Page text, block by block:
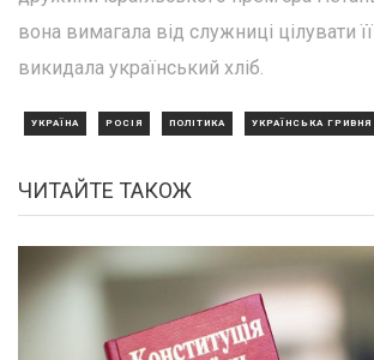
вона вимагала від служниці цілувати
викидала український хліб.
УКРАЇНА РОСІЯ ПОЛІТИКА УКРАЇНСЬКА ГРИВНЯ
ЧИТАЙТЕ ТАКОЖ